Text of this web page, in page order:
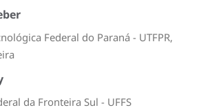
Federal do Paraná - UTFPR,
da Fronteira Sul - UFFS